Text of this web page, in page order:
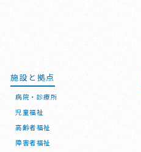
施設と拠点
病院・診療所
児童福祉
高齢者福祉
障害者福祉